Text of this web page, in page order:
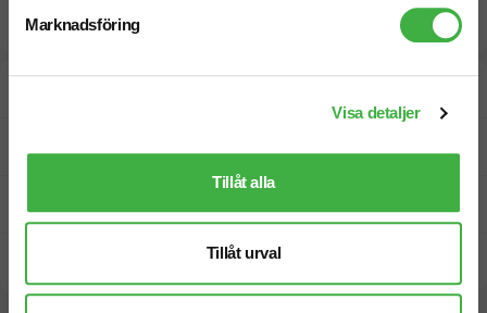
Marknadsföring
Visa detaljer
Tillåt alla
Tillåt urval